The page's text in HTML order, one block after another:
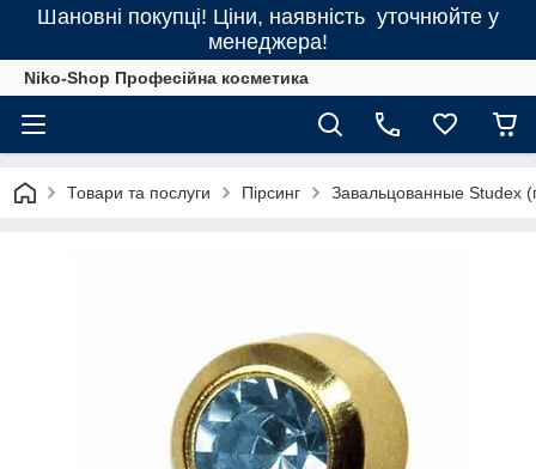
Шановні покупці! Ціни, наявність уточнюйте у
менеджера!
Niko-Shop Професійна косметика
Товари та послуги Пірсинг Завальцованные Studex